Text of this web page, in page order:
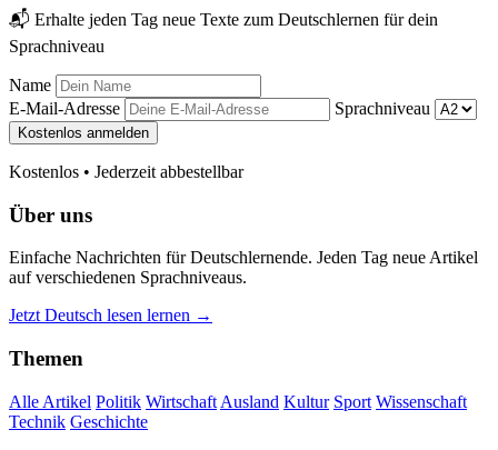
📬 Erhalte jeden Tag neue Texte zum Deutschlernen für dein
Sprachniveau
Name
E-Mail-Adresse
Sprachniveau
Kostenlos anmelden
Kostenlos • Jederzeit abbestellbar
Über uns
Einfache Nachrichten für Deutschlernende. Jeden Tag neue Artikel
auf verschiedenen Sprachniveaus.
Jetzt Deutsch lesen lernen →
Themen
Alle Artikel Politik Wirtschaft Ausland Kultur Sport Wissenschaft
Technik Geschichte